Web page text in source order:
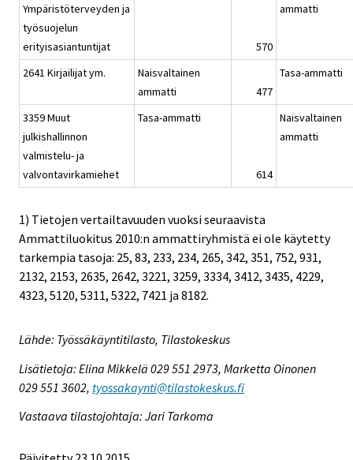
Ympäristöterveyden ja
työsuojelun
erityisasiantuntijat
570
ammatti
2641 Kirjailijat ym.
Naisvaltainen
ammatti
477
Tasa-ammatti
3359 Muut
julkishallinnon
valmistelu- ja
valvontavirkamiehet
Tasa-ammatti
614
Naisvaltainen
ammatti
1) Tietojen vertailtavuuden vuoksi seuraavista
Ammattiluokitus 2010:n ammattiryhmistä ei ole käytetty
tarkempia tasoja: 25, 83, 233, 234, 265, 342, 351, 752, 931,
2132, 2153, 2635, 2642, 3221, 3259, 3334, 3412, 3435, 4229,
4323, 5120, 5311, 5322, 7421 ja 8182.
Lähde: Työssäkäyntitilasto, Tilastokeskus
Lisätietoja: Elina Mikkelä 029 551 2973, Marketta Oinonen
029 551 3602, tyossakaynti@tilastokeskus.fi
Vastaava tilastojohtaja: Jari Tarkoma